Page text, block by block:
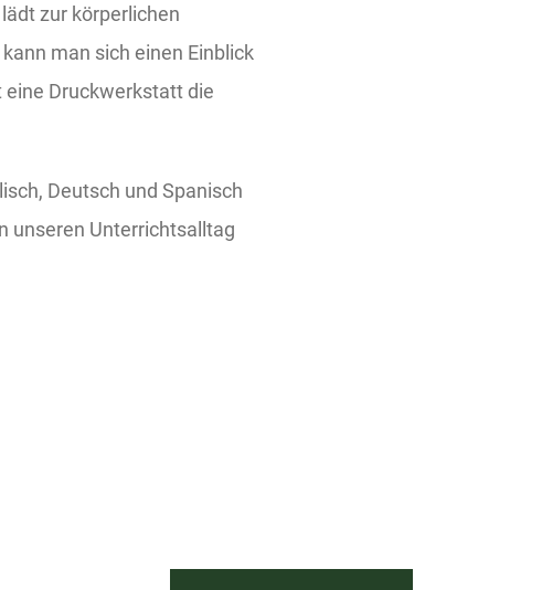
zur körperlichen
man sich einen Einblick
Druckwerkstatt die
Deutsch und Spanisch
unseren Unterrichtsalltag